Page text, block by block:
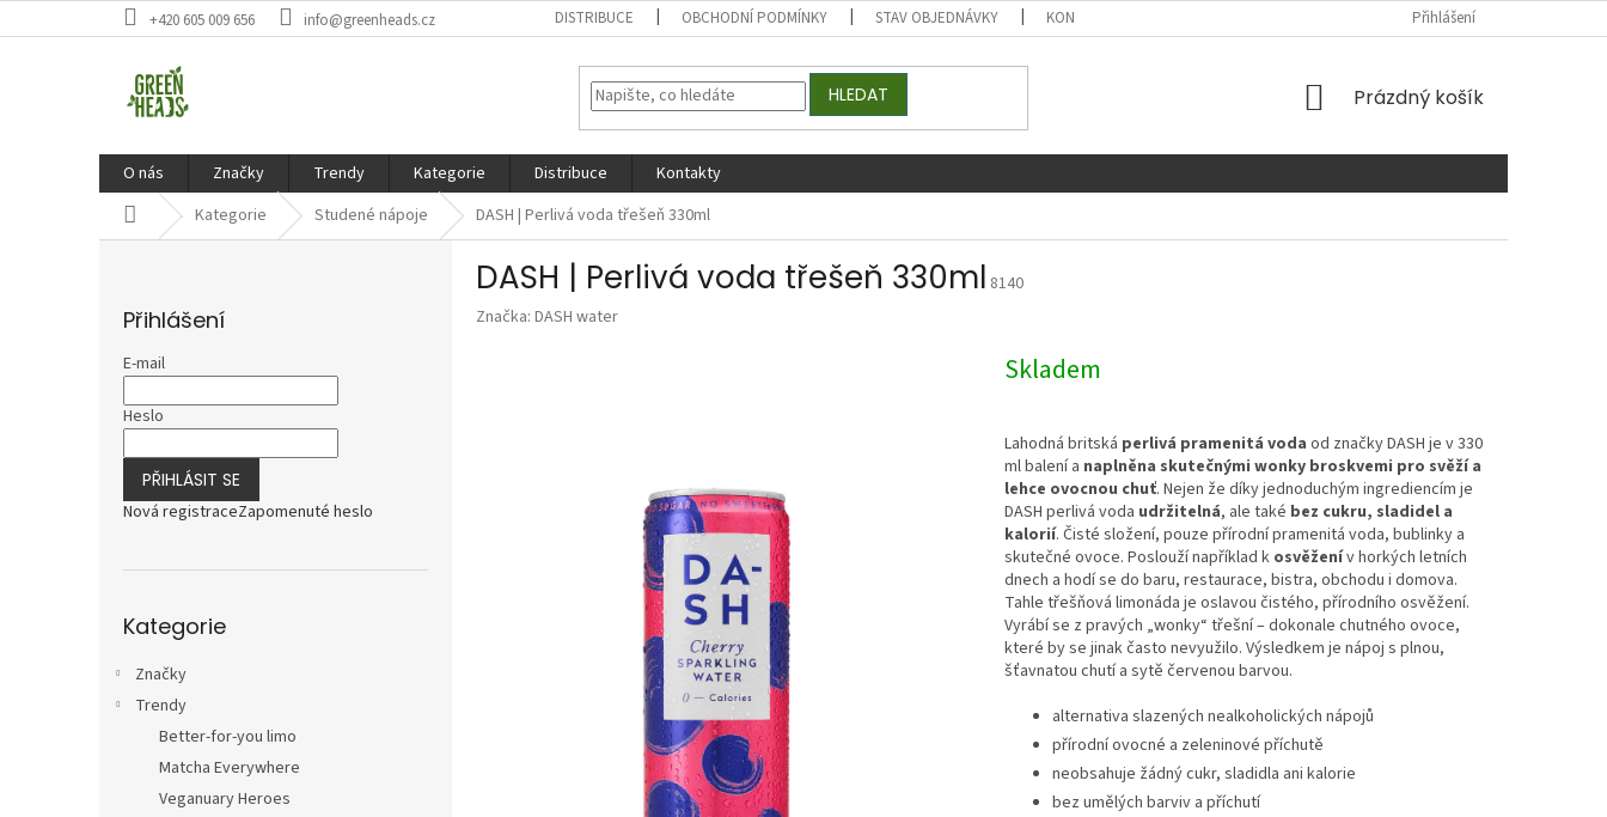
na
+420 605 009 656 info@greenheads.cz DISTRIBUCE OBCHODNÍ PODMÍNKY STAV OBJEDNÁVKY KONTAKTY Přihlášení
HLEDAT
NÁKUPNÍ
Prázdný košík
O nás Značky Trendy Kategorie Distribuce
Kontakty
Domů Kategorie Studené nápoje DASH | Perlivá voda třešeň 330ml
Přihlášení
E-mail
Heslo
PŘIHLÁSIT SE
Nová registraceZapomenuté heslo
kategorie
Kategorie
Značky
Trendy
Better-for-you limo
Matcha Everywhere
Veganuary Heroes
DASH | Perlivá voda třešeň 330ml 8140
Značka: DASH water
Skladem
Lahodná britská perlivá pramenitá voda od značky DASH je v 330
ml balení a naplněna skutečnými wonky broskvemi pro svěží a
lehce ovocnou chuť. Nejen že díky jednoduchým ingrediencím je
DASH perlivá voda udržitelná, ale také bez cukru, sladidel a
kalorií. Čisté složení, pouze přírodní pramenitá voda, bublinky a
skutečné ovoce. Poslouží například k osvěženív horkých letních
dnech a hodí se do baru, restaurace, bistra, obchodu i domova.
Tahle třešňová limonáda je oslavou čistého, přírodního osvěžení.
Vyrábí se z pravých „wonky“ třešní – dokonale chutného ovoce,
které by se jinak často nevyužilo. Výsledkem je nápoj s plnou,
šťavnatou chutí a sytě červenou barvou.
alternativa slazených nealkoholických nápojů
přírodní ovocné a zeleninové příchutě
neobsahuje žádný cukr, sladidla ani kalorie
bez umělých barviv a příchutí